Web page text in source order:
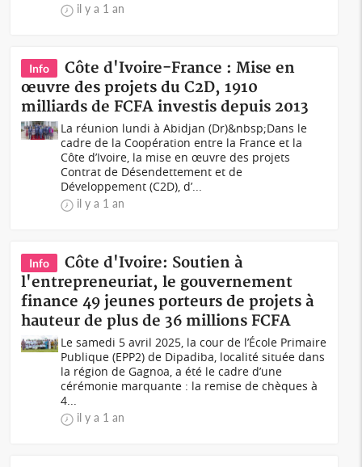
il y a 1 an
Info
Côte d'Ivoire-France : Mise en
œuvre des projets du C2D, 1910
milliards de FCFA investis depuis 2013
La réunion lundi à Abidjan (Dr)&nbsp;Dans le
cadre de la Coopération entre la France et la
Côte d’Ivoire, la mise en œuvre des projets
Contrat de Désendettement et de
Développement (C2D), d’...
il y a 1 an
Info
Côte d'Ivoire: Soutien à
l'entrepreneuriat, le gouvernement
finance 49 jeunes porteurs de projets à
hauteur de plus de 36 millions FCFA
Le samedi 5 avril 2025, la cour de l’École Primaire
Publique (EPP2) de Dipadiba, localité située dans
la région de Gagnoa, a été le cadre d’une
cérémonie marquante : la remise de chèques à
4...
il y a 1 an